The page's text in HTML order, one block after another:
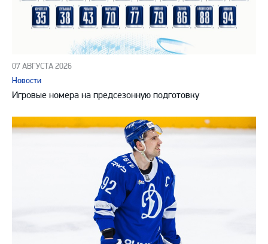
07 АВГУСТА 2026
Новости
Игровые номера на предсезонную подготовку